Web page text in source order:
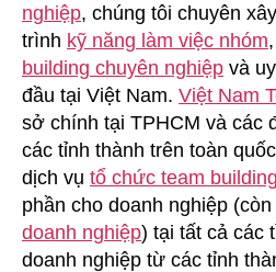
nghiệp, chúng tôi chuyên
trình kỹ năng làm việc nhóm,
building chuyên nghiệp và
đầu tại Việt Nam. Việt Nam
sở chính tại TPHCM và các
các tỉnh thành trên toàn
dịch vụ tổ chức team building
phần cho doanh nghiệp
doanh nghiệp) tại tất cả các
doanh nghiệp từ các tỉnh